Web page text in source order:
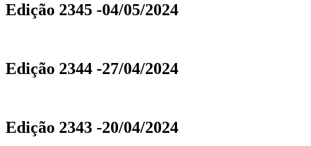
Edição 2345 -04/05/2024
Edição 2344 -27/04/2024
Edição 2343 -20/04/2024